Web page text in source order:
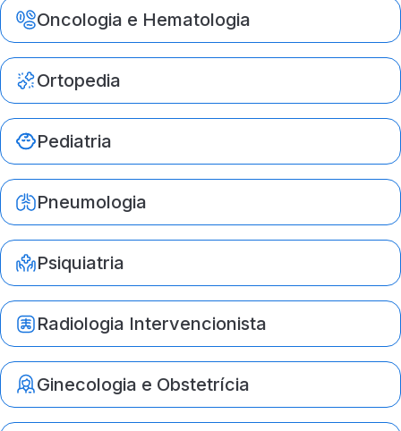
Oncologia e Hematologia
Ortopedia
Pediatria
Pneumologia
Psiquiatria
Radiologia Intervencionista
Ginecologia e Obstetrícia